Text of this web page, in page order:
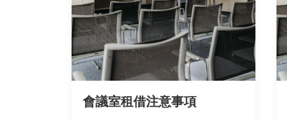
會議室租借注意事項